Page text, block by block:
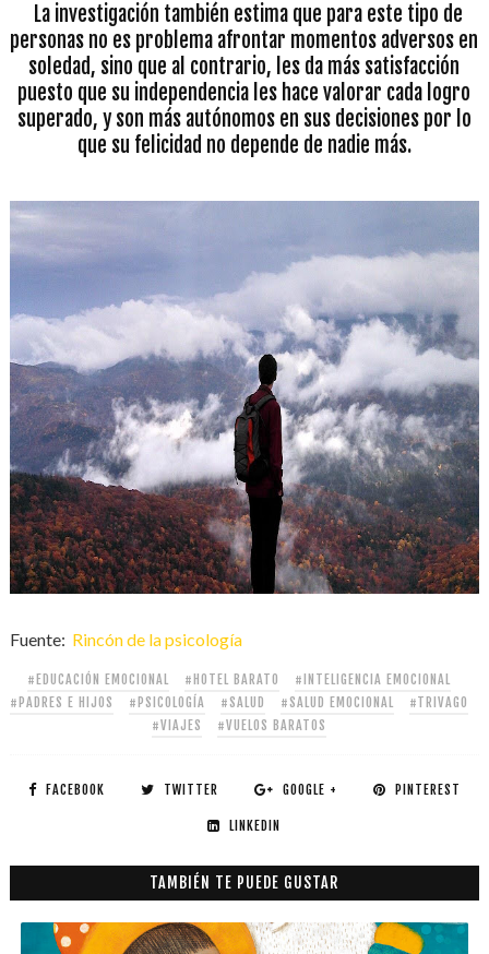
La investigación también estima que para este tipo de
personas no es problema afrontar momentos adversos en
soledad, sino que al contrario, les da más satisfacción
puesto que su independencia les hace valorar cada logro
superado, y son más autónomos en sus decisiones por lo
que su felicidad no depende de nadie más.
Fuente: Rincón de la psicología
#EDUCACIÓN EMOCIONAL #HOTEL BARATO
#INTELIGENCIA EMOCIONAL
#PADRES E HIJOS
#PSICOLOGÍA #SALUD #SALUD EMOCIONAL
#TRIVAGO
#VIAJES
#VUELOS BARATOS
FACEBOOK TWITTER GOOGLE + PINTEREST
LINKEDIN
TAMBIÉN TE PUEDE GUSTAR